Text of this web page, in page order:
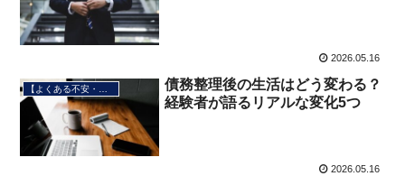
2026.05.16
債務整理後の生活はどう変わる？
経験者が語るリアルな変化5つ
2026.05.16